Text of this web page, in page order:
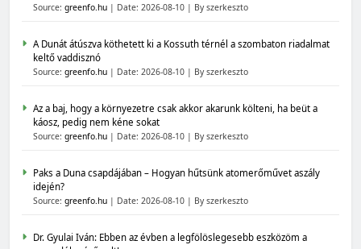
Source: greenfo.hu Date: 2026-08-10 By szerkeszto
A Dunát átúszva köthetett ki a Kossuth térnél a szombaton riadalmat
keltő vaddisznó
Source: greenfo.hu Date: 2026-08-10 By szerkeszto
Az a baj, hogy a környezetre csak akkor akarunk költeni, ha beüt a
káosz, pedig nem kéne sokat
Source: greenfo.hu Date: 2026-08-10 By szerkeszto
Paks a Duna csapdájában – Hogyan hűtsünk atomerőművet aszály
idején?
Source: greenfo.hu Date: 2026-08-10 By szerkeszto
Dr. Gyulai Iván: Ebben az évben a legfölöslegesebb eszközöm a